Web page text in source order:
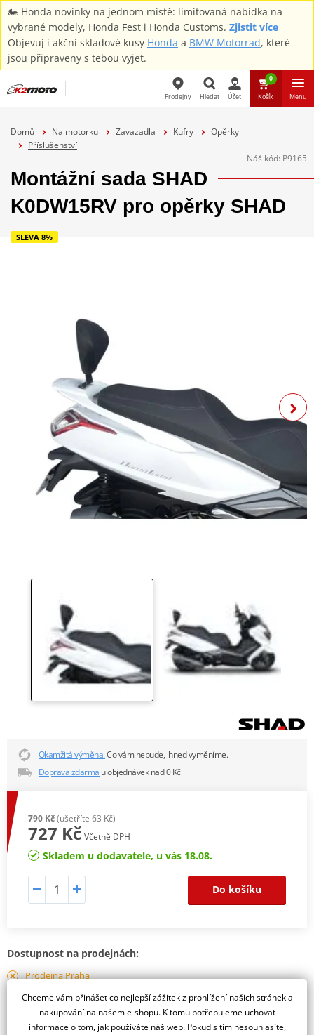
🏍️ Honda novinky na jednom místě: limitovaná nabídka na
vybrané modely, Honda Fest i Honda Customs. Zjistit více
Objevuj i akční skladové kusy Honda a BMW Motorrad, které
jsou připraveny s tebou vyjet.
Prodejny Hledat Účet
0
Košík Menu
Domů Na motorku Zavazadla Kufry
Opěrky
Příslušenství
Náš kód: P9165
Montážní sada SHAD
K0DW15RV pro opěrky SHAD
SLEVA 8%
Okamžitá výměna.Co vám nebude, ihned vyměníme.
Doprava zdarma u objednávek nad 0 Kč
790 Kč(ušetříte 63 Kč)
727 Kč Včetně DPH
Skladem u dodavatele, u vás 18.08.
Do košíku
Dostupnost na prodejnách:
Prodejna Praha
Prodejna Liberec
dostupné 18.08.
Chceme vám přinášet co nejlepší zážitek z prohlížení našich stránek a
nakupování na našem e-shopu. K tomu potřebujeme uchovat
informace o tom, jak používáte náš web. Pokud s tím nesouhlasíte,